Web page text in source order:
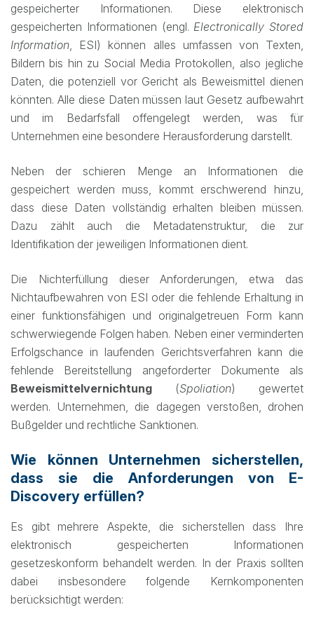
gespeicherter Informationen. Diese elektronisch
gespeicherten Informationen (engl. Electronically Stored
Information , ESI) können alles umfassen von Texten,
Bildern bis hin zu Social Media Protokollen, also jegliche
Daten, die potenziell vor Gericht als Beweismittel dienen
könnten. Alle diese Daten müssen laut Gesetz aufbewahrt
und im Bedarfsfall offengelegt werden, was für
Unternehmen eine besondere Herausforderung darstellt.
Neben der schieren Menge an Informationen die
gespeichert werden muss, kommt erschwerend hinzu,
dass diese Daten vollständig erhalten bleiben müssen.
Dazu zählt auch die Metadatenstruktur, die zur
Identifikation der jeweiligen Informationen dient.
Die Nichterfüllung dieser Anforderungen, etwa das
Nichtaufbewahren von ESI oder die fehlende Erhaltung in
einer funktionsfähigen und originalgetreuen Form kann
schwerwiegende Folgen haben. Neben einer verminderten
Erfolgschance in laufenden Gerichtsverfahren kann die
fehlende Bereitstellung angeforderter Dokumente als
Beweismittelvernichtung (Spoliation) gewertet
werden. Unternehmen, die dagegen verstoßen, drohen
Bußgelder und rechtliche Sanktionen.
Wie können Unternehmen sicherstellen,
dass sie die Anforderungen von E-
Discovery erfüllen?
Es gibt mehrere Aspekte, die sicherstellen dass Ihre
elektronisch gespeicherten Informationen
gesetzeskonform behandelt werden. In der Praxis sollten
dabei insbesondere folgende Kernkomponenten
berücksichtigt werden: